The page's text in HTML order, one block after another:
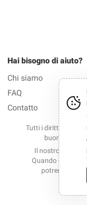
Hai bisogno di aiuto?
Chi siamo
FAQ
Contatto
Tutti i diritti
buoni affari e
Il nostro sito
Quando clicca su
potremmo